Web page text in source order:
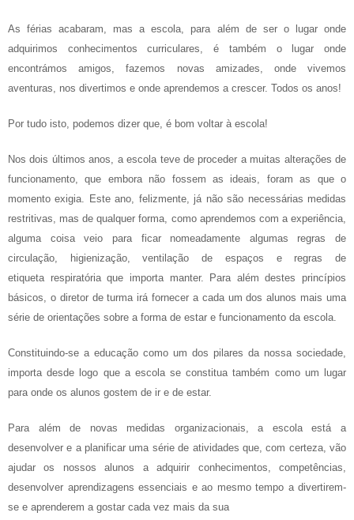
As férias acabaram, mas a escola, para além de ser o lugar onde
adquirimos conhecimentos curriculares, é também o lugar onde
encontrámos amigos, fazemos novas amizades, onde vivemos
aventuras, nos divertimos e onde aprendemos a crescer. Todos os anos!
Por tudo isto, podemos dizer que, é bom voltar à escola!
Nos dois últimos anos, a escola teve de proceder a muitas alterações de
funcionamento, que embora não fossem as ideais, foram as que o
momento exigia. Este ano, felizmente, já não são necessárias medidas
restritivas, mas de qualquer forma, como aprendemos com a experiência,
alguma coisa veio para ficar nomeadamente algumas regras de
circulação, higienização, ventilação de espaços e regras de
etiqueta respiratória que importa manter. Para além destes princípios
básicos, o diretor de turma irá fornecer a cada um dos alunos mais uma
série de orientações sobre a forma de estar e funcionamento da escola.
Constituindo-se a educação como um dos pilares da nossa sociedade,
importa desde logo que a escola se constitua também como um lugar
para onde os alunos gostem de ir e de estar.
Para além de novas medidas organizacionais, a escola está a
desenvolver e a planificar uma série de atividades que, com certeza, vão
ajudar os nossos alunos a adquirir conhecimentos, competências,
desenvolver aprendizagens essenciais e ao mesmo tempo a divertirem-
se e aprenderem a gostar cada vez mais da sua